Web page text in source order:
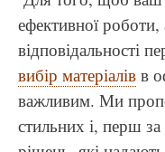
ефективної роботи,
відповідальності
вибір матеріалів в
важливим. Ми
стильних і, перш за